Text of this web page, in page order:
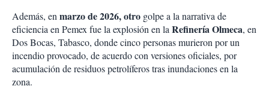
Además, enmarzo de 2026, otro golpe a la narrativa de
eficiencia en Pemex fue la explosión en laRefinería Olmeca, en
Dos Bocas, Tabasco, donde cinco personas murieron por un
incendio provocado, de acuerdo con versiones oficiales, por
acumulación de residuos petrolíferos tras inundaciones en la
zona.